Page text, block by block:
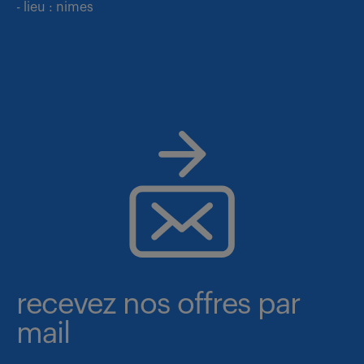
- lieu : nimes
recevez nos offres par
mail